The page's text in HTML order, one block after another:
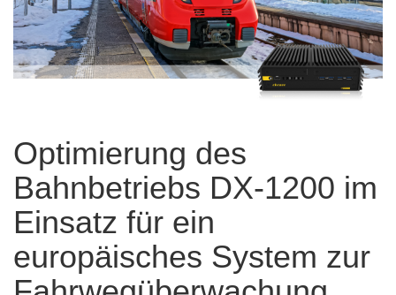
Optimierung des
Bahnbetriebs DX-1200 im
Einsatz für ein
europäisches System zur